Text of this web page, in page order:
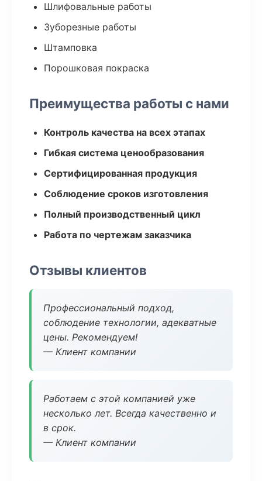
Шлифовальные работы
Зуборезные работы
Штамповка
Порошковая покраска
Преимущества работы с нами
Контроль качества на всех этапах
Гибкая система ценообразования
Сертифицированная продукция
Соблюдение сроков изготовления
Полный производственный цикл
Работа по чертежам заказчика
Отзывы клиентов
Профессиональный подход,
соблюдение технологии, адекватные
цены. Рекомендуем!
— Клиент компании
Работаем с этой компанией уже
несколько лет. Всегда качественно и
в срок.
— Клиент компании